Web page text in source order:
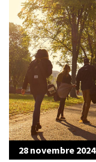
28 novembre 2024